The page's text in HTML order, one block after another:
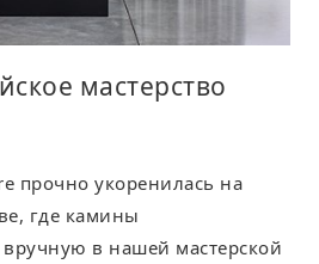
мастерство
прочно укоренилась на
где камины
вручную в нашей мастерской